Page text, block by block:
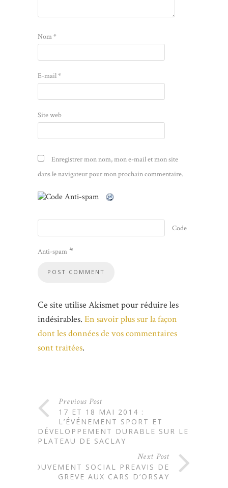
Nom*
E-mail*
Site web
Enregistrer mon nom, mon e-mail et mon site
dans le navigateur pour mon prochain commentaire.
Code
Anti-spam *
Ce site utilise Akismet pour réduire les
indésirables. En savoir plus sur la façon
dont les données de vos commentaires
sont traitées.
Previous Post
17 ET 18 MAI 2014 :
L’ÉVÉNEMENT SPORT ET
DÉVELOPPEMENT DURABLE SUR LE
PLATEAU DE SACLAY
Next Post
MOUVEMENT SOCIAL PREAVIS DE
GREVE AUX CARS D’ORSAY